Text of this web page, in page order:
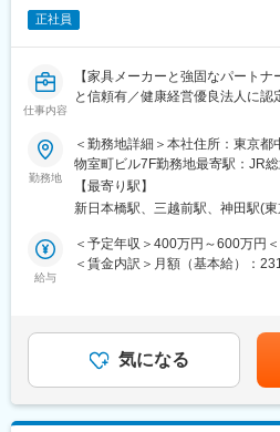
変更の範囲：本文参照
■入社後の流れ：
入社後には導入研修を実施いたし
自の勉強会も実施しております。
また、会社内での社員同士の距離
サポート体制も万全です！
■組織構成について：
大阪と東京で6ユニットに分かれ
5～8名）
■働き方：
完全週休二日およびフレックスタ
ートワークの実施を可能です。案
正社員
仕事内容
【家具メーカーと強固なパート
と信頼有／健康経営優良法人に認
オフィスの移転・新設・リニュー
の設計を提案します。また、オフ
回りの改修・文教施設（各種学校
院など）、様々な空間設計に携わ
■業務詳細：
・設計図/提案書を作成しお客様
のお客様との打ち合わせから工事
PM・CM・現場管理の専任担当
勤務地
＜勤務地詳細＞本社住所：東京
物室町ビル7F勤務地最寄駅：JR
対策：屋内全面禁煙変更の範囲：
【最寄り駅】
新日本橋駅、三越前駅、神田駅(
給与
＜予定年収＞400万円～600万円
＜賃金内訳＞月額（基本給）：
12月）※業績連動賞与有賃金はあ
考を通じて上下する可能性があり
気になる